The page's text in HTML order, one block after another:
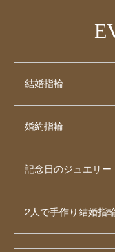
結婚指輪
婚約指輪
記念日のジュエリー
2人で手作り結婚指